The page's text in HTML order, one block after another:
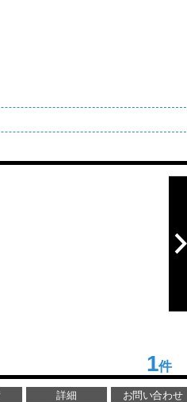
1件
詳細
お問い合わせ